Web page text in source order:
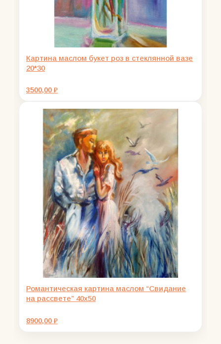
Картина маслом букет роз в стеклянной вазе
20*30
3500,00 ₽
Романтическая картина маслом “Свидание
на рассвете” 40х50
8900,00 ₽